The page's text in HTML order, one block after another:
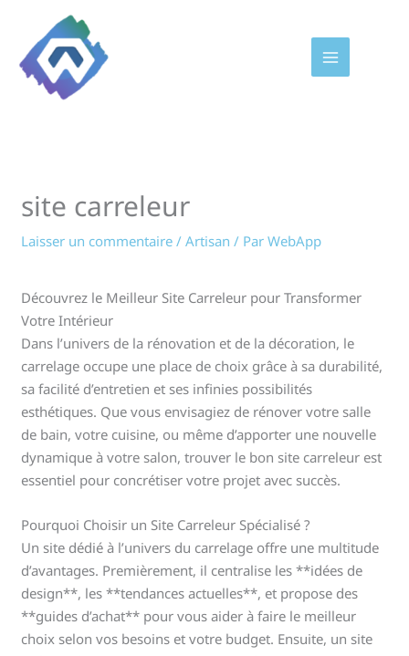
contenu
site carreleur
Laisser un commentaire /Artisan / ParWebApp
Découvrez le Meilleur Site Carreleur pour Transformer
Votre Intérieur
Dans l’univers de la rénovation et de la décoration, le
carrelage occupe une place de choix grâce à sa durabilité,
sa facilité d’entretien et ses infinies possibilités
esthétiques. Que vous envisagiez de rénover votre salle
de bain, votre cuisine, ou même d’apporter une nouvelle
dynamique à votre salon, trouver le bon site carreleur est
essentiel pour concrétiser votre projet avec succès.
Pourquoi Choisir un Site Carreleur Spécialisé ?
Un site dédié à l’univers du carrelage offre une multitude
d’avantages. Premièrement, il centralise les **idées de
design**, les **tendances actuelles**, et propose des
**guides d’achat** pour vous aider à faire le meilleur
choix selon vos besoins et votre budget. Ensuite, un site